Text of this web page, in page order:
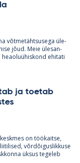
võt­me­täht­susega üle­
jõud. Meie üle­san­
ehi­tati
ja toe­tab
on töö­kaitse,
võrdõi­gus­lik­kuse
ük­sus te­ge­leb